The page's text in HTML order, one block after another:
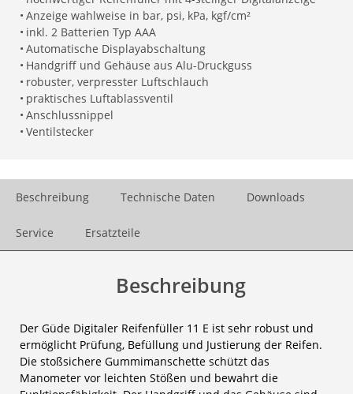
• Anzeige wahlweise in bar, psi, kPa, kgf/cm²
• inkl. 2 Batterien Typ AAA
• Automatische Displayabschaltung
• Handgriff und Gehäuse aus Alu-Druckguss
• robuster, verpresster Luftschlauch
• praktisches Luftablassventil
• Anschlussnippel
• Ventilstecker
Beschreibung Technische Daten Downloads
Service Ersatzteile
Beschreibung
Der Güde Digitaler Reifenfüller 11 E ist sehr robust und
ermöglicht Prüfung, Befüllung und Justierung der Reifen.
Die stoßsichere Gummimanschette schützt das
Manometer vor leichten Stößen und bewahrt die